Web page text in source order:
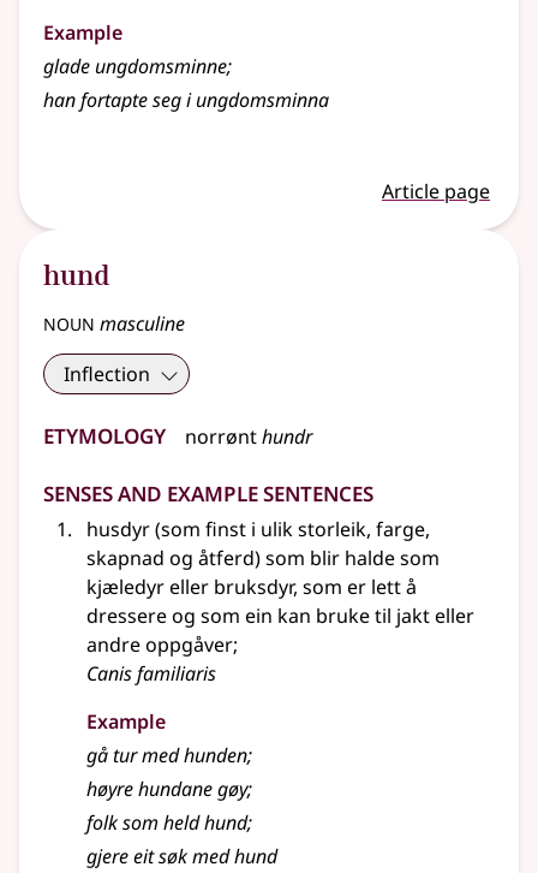
Example
glade ungdomsminne;
han fortapte seg i ungdomsminna
Article page
hund
noun masculine
Inflection
Etymology norrønthundr
Senses and Example Sentences
husdyr (som finst i ulik storleik, farge,
skapnad og åtferd) som blir halde som
kjæledyr eller bruksdyr, som er lett å
dressere og som ein kan bruke til jakt eller
andre oppgåver;
Canis familiaris
Example
gå tur med hunden;
høyre hundane gøy;
folk som held hund;
gjere eit søk med hund